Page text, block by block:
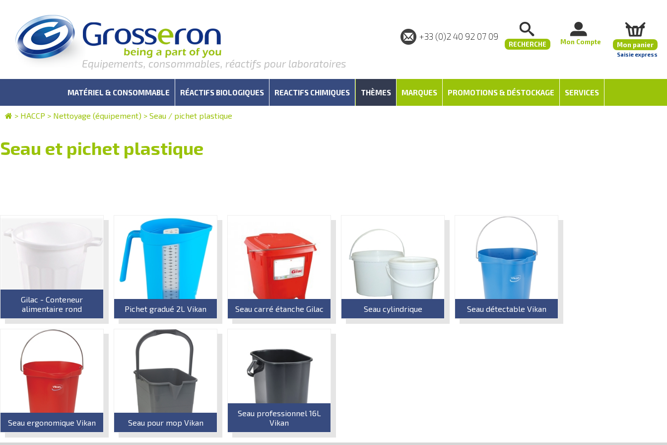
Equipements, consommables, réactifs pour laboratoires
+33 (0)2 40 92 07 09
RECHERCHE Mon Compte Mon panier
Saisie express
MATÉRIEL & CONSOMMABLE RÉACTIFS BIOLOGIQUES REACTIFS CHIMIQUES THÈMES MARQUES PROMOTIONS & DÉSTOCKAGE SERVICES
> HACCP > Nettoyage (équipement) > Seau / pichet plastique
Seau et pichet plastique
Gilac - Conteneur
alimentaire rond
Pichet gradué 2L Vikan Seau carré étanche Gilac Seau cylindrique Seau détectable Vikan
Seau ergonomique Vikan Seau pour mop Vikan
Seau professionnel 16L
Vikan